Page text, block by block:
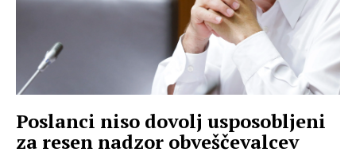
Poslanci niso dovolj usposobljeni
za resen nadzor obveščevalcev